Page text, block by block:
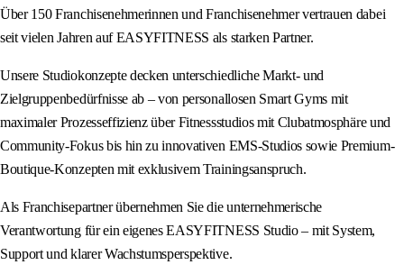
Über 150 Franchisenehmerinnen und Franchisenehmer vertrauen dabei
seit vielen Jahren auf EASYFITNESS als starken Partner.
Unsere Studiokonzepte decken unterschiedliche Markt- und
Zielgruppenbedürfnisse ab – von personallosen Smart Gyms mit
maximaler Prozesseffizienz über Fitnessstudios mit Clubatmosphäre und
Community-Fokus bis hin zu innovativen EMS-Studios sowie Premium-
Boutique-Konzepten mit exklusivem Trainingsanspruch.
Als Franchisepartner übernehmen Sie die unternehmerische
Verantwortung für ein eigenes EASYFITNESS Studio – mit System,
Support und klarer Wachstumsperspektive.